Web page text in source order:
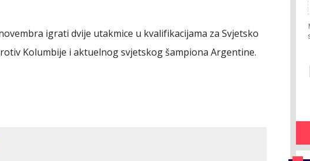
igrati dvije utakmice u kvalifikacijama za Svjetsko
Kolumbije i aktuelnog svjetskog šampiona Argentine.